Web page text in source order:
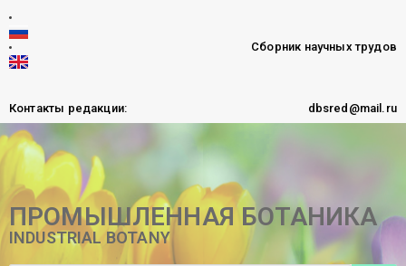
Сборник научных трудов
Контакты редакции: dbsred@mail.ru
ПРОМЫШЛЕННАЯ БОТАНИКА
INDUSTRIAL BOTANY